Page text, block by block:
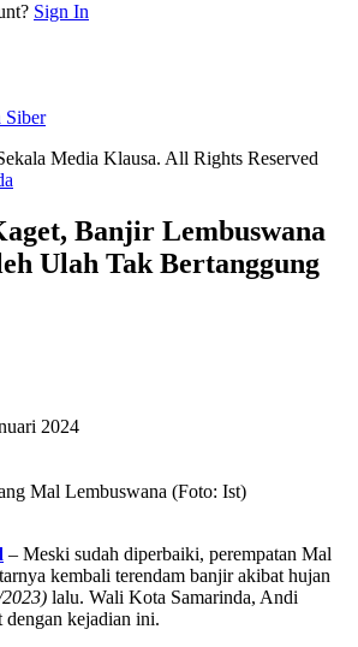
Sign In
Siber
Media Klausa. All Rights Reserved
Banjir Lembuswana
Ulah Tak Bertanggung
2024
Mal Lembuswana (Foto: Ist)
– Meski sudah diperbaiki, perempatan Mal
kembali terendam banjir akibat hujan
lalu. Wali Kota Samarinda, Andi
dengan kejadian ini.